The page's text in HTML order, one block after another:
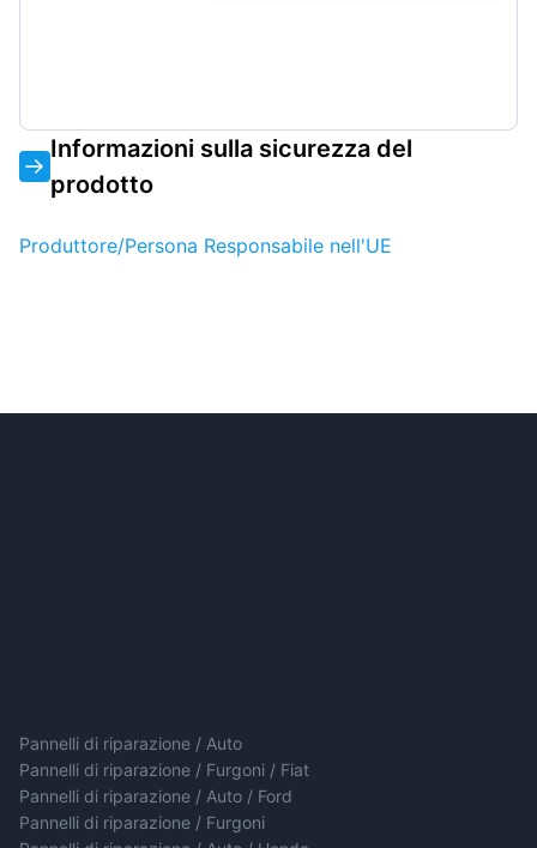
Informazioni sulla sicurezza del
prodotto
Produttore/Persona Responsabile nell'UE
Pannelli di riparazione / Auto
Pannelli di riparazione / Furgoni / Fiat
Pannelli di riparazione / Auto / Ford
Pannelli di riparazione / Furgoni